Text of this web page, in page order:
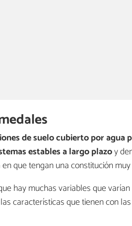
de suelo cubierto por agua
estables a largo plazoy
que tengan una constitución
hay muchas variables que
características que tienen con